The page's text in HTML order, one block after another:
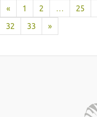
« 1 2 … 25
32
33 »